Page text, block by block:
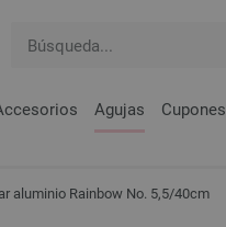
Agujas Cupones
aluminio Rainbow No. 5,5/40cm